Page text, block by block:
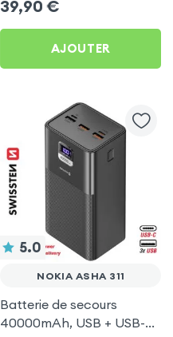
39,90 €
AJOUTER
5.0
NOKIA ASHA 311
Batterie de secours
40000mAh, USB + USB-C